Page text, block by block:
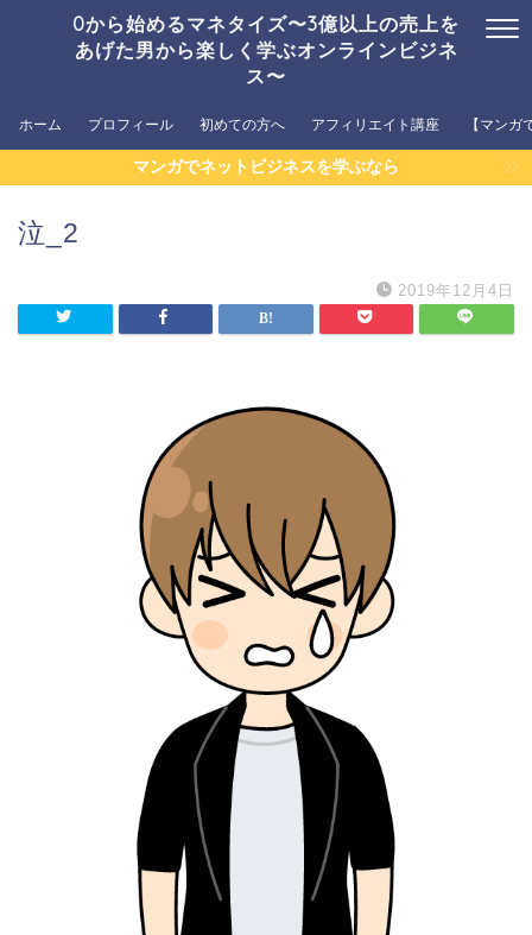
0から始めるマネタイズ〜3億以上の売上を
あげた男から楽しく学ぶオンラインビジネ
ス〜
ホーム プロフィール 初めての方へ アフィリエイト講座 【マン
マンガでネットビジネスを学ぶなら
泣_2
2019年12月4日